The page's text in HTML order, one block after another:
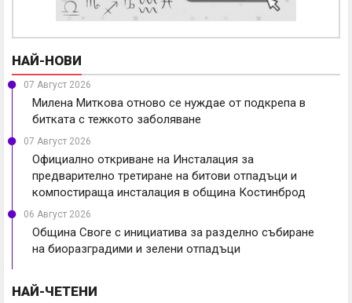
НАЙ-НОВИ
07 Август 2026
Милена Миткова отново се нуждае от подкрепа в
битката с тежкото заболяване
07 Август 2026
Официално откриване на Инсталация за
предварително третиране на битови отпадъци и
компостираща инсталация в община Костинброд
06 Август 2026
Община Своге с инициатива за разделно събиране
на биоразградими и зелени отпадъци
НАЙ-ЧЕТЕНИ